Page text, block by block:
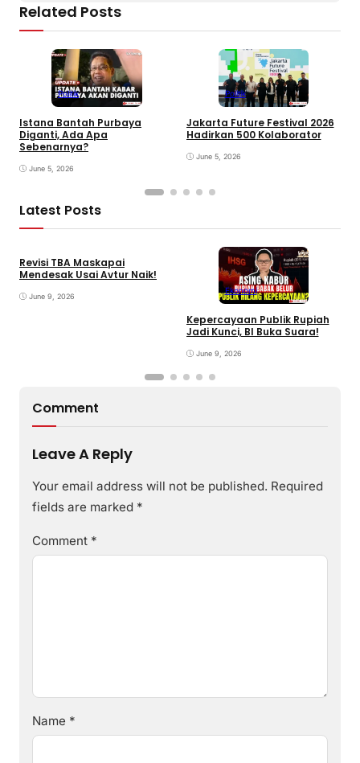
Related Posts
Politik
Istana Bantah Purbaya
Diganti, Ada Apa
Sebenarnya?
June 5, 2026
Politik
Jakarta Future Festival 2026
Hadirkan 500 Kolaborator
June 5, 2026
Latest Posts
Revisi TBA Maskapai
Mendesak Usai Avtur Naik!
June 9, 2026
Ekonomi
Kepercayaan Publik Rupiah
Jadi Kunci, BI Buka Suara!
June 9, 2026
Comment
Leave A Reply
Your email address will not be published. Required
fields are marked *
Comment *
Name *